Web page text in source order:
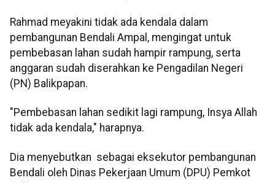
Rahmad meyakini tidak ada kendala dalam
pembangunan Bendali Ampal, mengingat untuk
pembebasan lahan sudah hampir rampung, serta
anggaran sudah diserahkan ke Pengadilan Negeri
(PN) Balikpapan.
"Pembebasan lahan sedikit lagi rampung, Insya Allah
tidak ada kendala," harapnya.
Dia menyebutkan sebagai eksekutor pembangunan
Bendali oleh Dinas Pekerjaan Umum (DPU) Pemkot